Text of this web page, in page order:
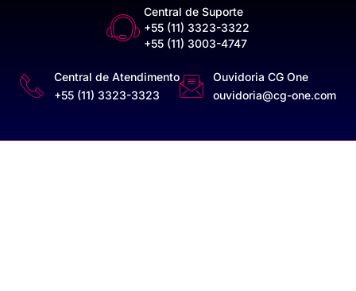
Central de Suporte
+55 (11) 3323-3322
+55 (11) 3003-4747
Central de Atendimento
+55 (11) 3323-3323
Ouvidoria CG One
ouvidoria@cg-one.com